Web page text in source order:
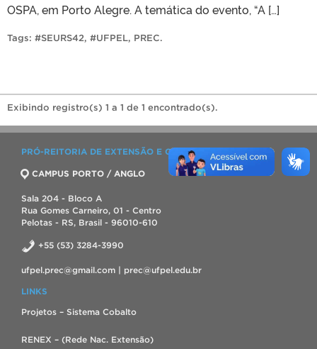
OSPA, em Porto Alegre. A temática do evento, “A […]
Tags: #SEURS42, #UFPEL, PREC.
Exibindo registro(s) 1 a 1 de 1 encontrado(s).
PRÓ-REITORIA DE EXTENSÃO E CULTURA
CAMPUS PORTO / ANGLO
Sala 204 - Bloco A
Rua Gomes Carneiro, 01 - Centro
Pelotas - RS, Brasil - 96010-610
+55 (53) 3284-3990
ufpel.prec@gmail.com | prec@ufpel.edu.br
LINKS
Projetos – Sistema Cobalto
RENEX – (Rede Nac. Extensão)